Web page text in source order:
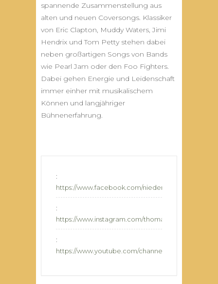
spannende Zusammenstellung aus
alten und neuen Coversongs. Klassiker
von Eric Clapton, Muddy Waters, Jimi
Hendrix und Tom Petty stehen dabei
neben großartigen Songs von Bands
wie Pearl Jam oder den Foo Fighters.
Dabei gehen Energie und Leidenschaft
immer einher mit musikalischem
Können und langjähriger
Bühnenerfahrung.
:
https://www.facebook.com/niedermayermusic
:
https://www.instagram.com/
:
https://www.youtube.com/channel/